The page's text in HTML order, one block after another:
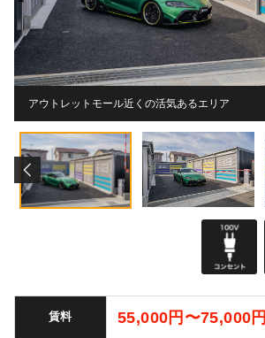
アウトレットモール近くの活気あるエリア
賃料 55,000円〜75,000円